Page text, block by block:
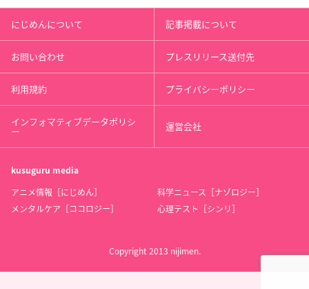
にじめんについて 記事掲載について
お問い合わせ プレスリリース送付先
利用規約 プライバシーポリシー
インフォマティブデータポリシ
ー 運営会社
kusuguru media
アニメ情報［にじめん］
科学ニュース［ナゾロジー］
メンタルケア［ココロジー］
心理テスト［シンリ］
Copyright 2013 nijimen.